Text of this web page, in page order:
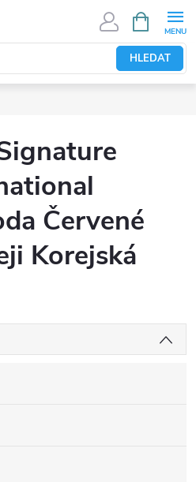
HLEDAT
NÁKUPNÍ
KOŠÍK
Červené
Korejská